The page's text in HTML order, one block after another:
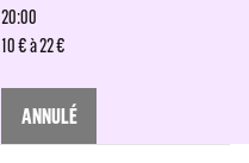
20:00
10 € à 22 €
ANNULÉ